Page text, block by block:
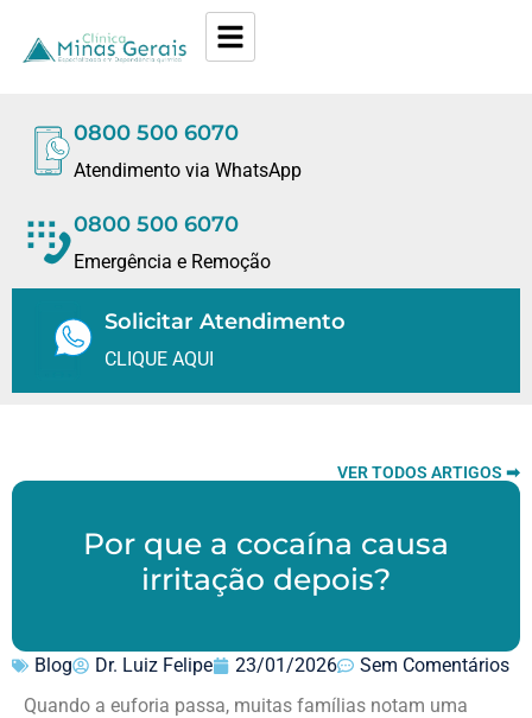
0800 500 6070
Atendimento via WhatsApp
0800 500 6070
Emergência e Remoção
Solicitar Atendimento
CLIQUE AQUI
VER TODOS ARTIGOS ➡
Por que a cocaína causa
irritação depois?
Blog Dr. Luiz Felipe 23/01/2026
Sem Comentários
Quando a euforia passa, muitas famílias notam uma